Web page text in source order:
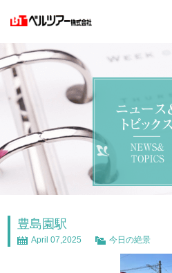
豊島園駅
April 07,2025 今日の絶景